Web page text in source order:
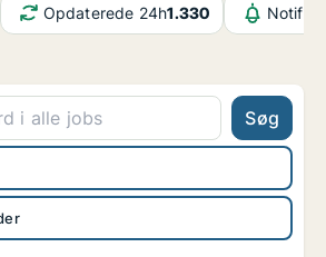
Opdaterede 24h1.330
Søg